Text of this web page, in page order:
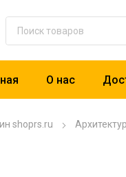
О нас
shoprs.ru